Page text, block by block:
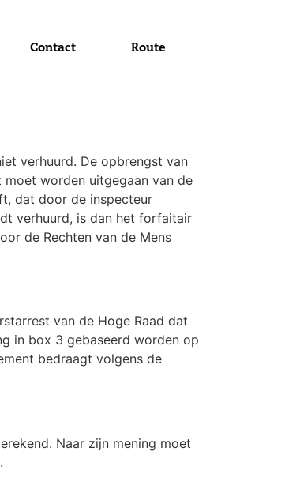
Contact Route
verhuurd. De opbrengst van
worden uitgegaan van de
dat door de inspecteur
verhuurd, is dan het forfaitair
de Rechten van de Mens
van de Hoge Raad dat
in box 3 gebaseerd worden op
bedraagt volgens de
Naar zijn mening moet